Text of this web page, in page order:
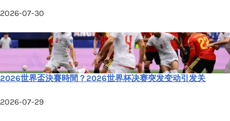
2026-07-30
2026世界盃決賽時間？2026世界杯决赛突发变动引发关
2026-07-29